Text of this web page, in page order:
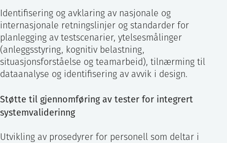
Identifisering og avklaring av nasjonale og
internasjonale retningslinjer og standarder for
planlegging av testscenarier, ytelsesmålinger
(anleggsstyring, kognitiv belastning,
situasjonsforståelse og teamarbeid), tilnærming til
dataanalyse og identifisering av avvik i design.
Støtte til gjennomføring av tester for integrert
systemvaliderinng
Utvikling av prosedyrer for personell som deltar i